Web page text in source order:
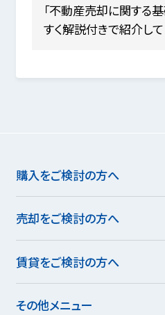
「不動産売却に関する
すく解説付きで紹介して
購入をご検討の方へ
売却をご検討の方へ
賃貸をご検討の方へ
その他メニュー